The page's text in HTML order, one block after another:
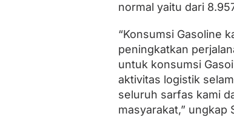
r
B
a
r
a
t
normal yaitu dari
“Konsumsi Gasoline
peningkatkan
untuk konsumsi
aktivitas logistik
seluruh sarfas kami
masyarakat,” ungkap